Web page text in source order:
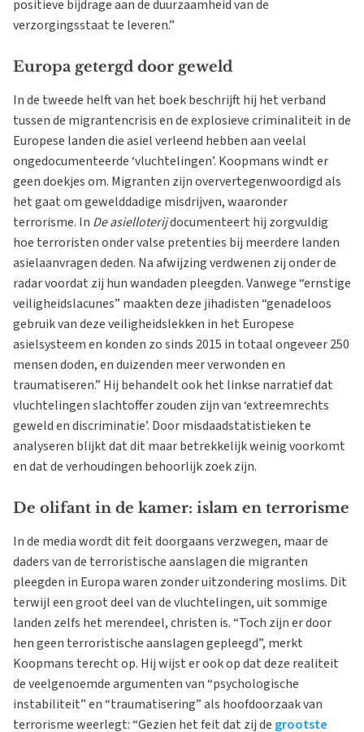
positieve bijdrage aan de duurzaamheid van de
verzorgingsstaat te leveren.”
Europa getergd door geweld
In de tweede helft van het boek beschrijft hij het verband
tussen de migrantencrisis en de explosieve criminaliteit in de
Europese landen die asiel verleend hebben aan veelal
ongedocumenteerde ‘vluchtelingen’. Koopmans windt er
geen doekjes om. Migranten zijn oververtegenwoordigd als
het gaat om gewelddadige misdrijven, waaronder
terrorisme. In De asielloterijdocumenteert hij zorgvuldig
hoe terroristen onder valse pretenties bij meerdere landen
asielaanvragen deden. Na afwijzing verdwenen zij onder de
radar voordat zij hun wandaden pleegden. Vanwege “ernstige
veiligheidslacunes” maakten deze jihadisten “genadeloos
gebruik van deze veiligheidslekken in het Europese
asielsysteem en konden zo sinds 2015 in totaal ongeveer 250
mensen doden, en duizenden meer verwonden en
traumatiseren.” Hij behandelt ook het linkse narratief dat
vluchtelingen slachtoffer zouden zijn van ‘extreemrechts
geweld en discriminatie’. Door misdaadstatistieken te
analyseren blijkt dat dit maar betrekkelijk weinig voorkomt
en dat de verhoudingen behoorlijk zoek zijn.
De olifant in de kamer: islam en terrorisme
In de media wordt dit feit doorgaans verzwegen, maar de
daders van de terroristische aanslagen die migranten
pleegden in Europa waren zonder uitzondering moslims. Dit
terwijl een groot deel van de vluchtelingen, uit sommige
landen zelfs het merendeel, christen is. “Toch zijn er door
hen geen terroristische aanslagen gepleegd”, merkt
Koopmans terecht op. Hij wijst er ook op dat deze realiteit
de veelgenoemde argumenten van “psychologische
instabiliteit” en “traumatisering” als hoofdoorzaak van
terrorisme weerlegt: “Gezien het feit dat zij de grootste